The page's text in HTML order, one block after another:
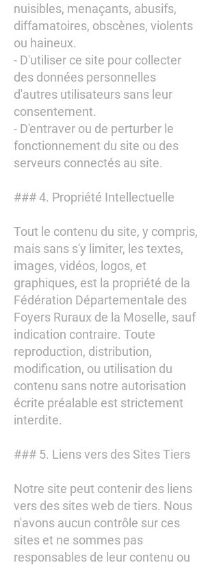
nuisibles, menaçants, abusifs,
diffamatoires, obscènes, violents
ou haineux.
- D'utiliser ce site pour collecter
des données personnelles
d'autres utilisateurs sans leur
consentement.
- D'entraver ou de perturber le
fonctionnement du site ou des
serveurs connectés au site.
### 4. Propriété Intellectuelle
Tout le contenu du site, y compris,
mais sans s'y limiter, les textes,
images, vidéos, logos, et
graphiques, est la propriété de la
Fédération Départementale des
Foyers Ruraux de la Moselle, sauf
indication contraire. Toute
reproduction, distribution,
modification, ou utilisation du
contenu sans notre autorisation
écrite préalable est strictement
interdite.
### 5. Liens vers des Sites Tiers
Notre site peut contenir des liens
vers des sites web de tiers. Nous
n'avons aucun contrôle sur ces
sites et ne sommes pas
responsables de leur contenu ou